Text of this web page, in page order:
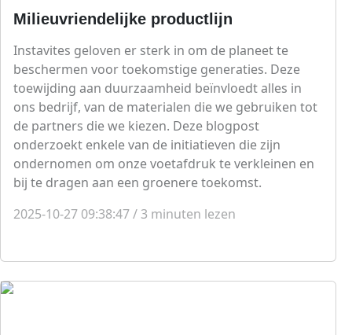
Milieuvriendelijke productlijn
Instavites geloven er sterk in om de planeet te
beschermen voor toekomstige generaties. Deze
toewijding aan duurzaamheid beïnvloedt alles in
ons bedrijf, van de materialen die we gebruiken tot
de partners die we kiezen. Deze blogpost
onderzoekt enkele van de initiatieven die zijn
ondernomen om onze voetafdruk te verkleinen en
bij te dragen aan een groenere toekomst.
2025-10-27 09:38:47/3 minuten lezen